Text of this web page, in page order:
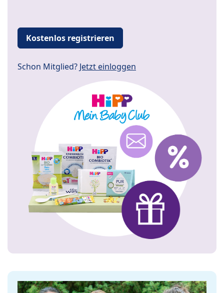
Kostenlos registrieren
Schon Mitglied? Jetzt einloggen